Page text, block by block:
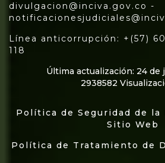
divulgacion@inciva.gov.co -
Línea anticorrupción: +(57)
118
Última actualización: 24 de
2938582
Política de Seguridad de
Sitio Web
Política de Tratamiento de